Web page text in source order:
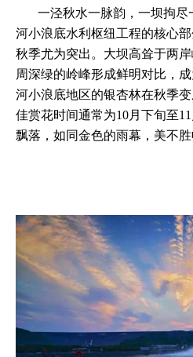
一泾秋水一脉韵，一坝拘尽
河小浪底水利枢纽工程的核心
秋季尤为突出。大坝高耸于两
周深绿的岭峰形成鲜明对比，
河小浪底地区的银杏林在秋季
佳赏花时间通常为10月下旬至
飘落，如同金色的雨幕，美不胜